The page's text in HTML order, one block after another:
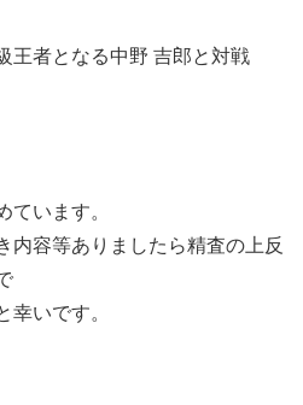
王者となる中野 吉郎と対戦
います。
容等ありましたら精査の上反
いです。